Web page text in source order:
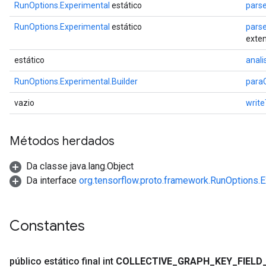
RunOptions.Experimental estático
RunOptions.Experimental estático
estático
RunOptions.Experimental.Builder
vazio
Métodos herdados
Da classe java.lang.Object
Da interface
Constantes
público estático final int COLLECTIVE GRAPH KEY FIELD